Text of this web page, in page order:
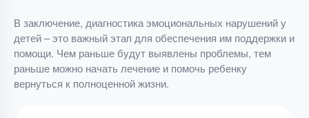
В заключение, диагностика эмоциональных нарушений у
детей – это важный этап для обеспечения им поддержки и
помощи. Чем раньше будут выявлены проблемы, тем
раньше можно начать лечение и помочь ребенку
вернуться к полноценной жизни.